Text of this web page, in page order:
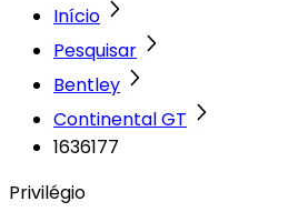
Início
Pesquisar
Bentley
Continental GT
1636177
Privilégio